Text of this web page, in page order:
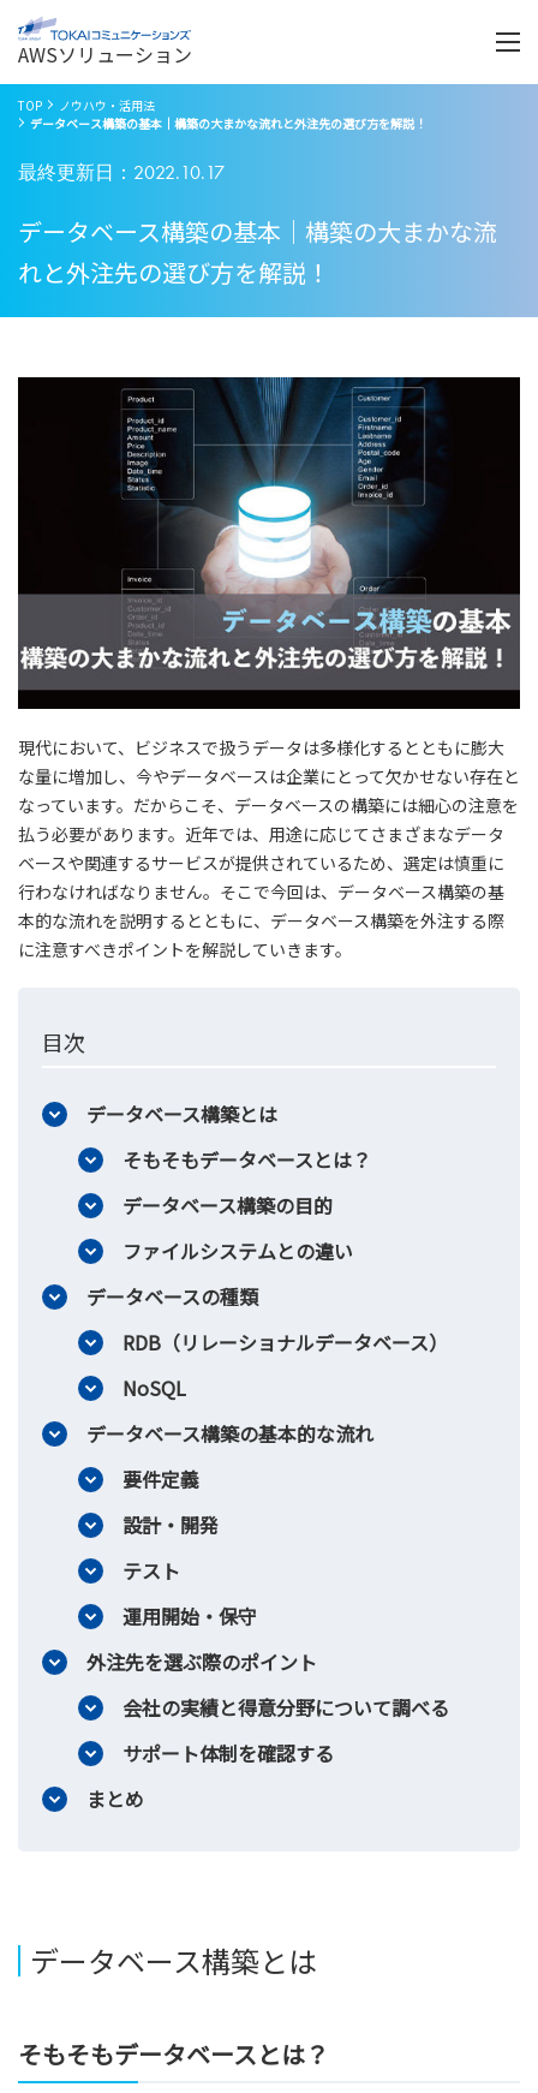
AWSソリューション
く
TOP
ノウハウ・活用法
データベース構築の基本｜構築の大まかな流れと外注先の選び方を解説！
最終更新日：2022.10.17
データベース構築の基本｜構築の大まかな流
れと外注先の選び方を解説！
現代において、ビジネスで扱うデータは多様化するとともに膨大
な量に増加し、今やデータベースは企業にとって欠かせない存在と
なっています。だからこそ、データベースの構築には細心の注意を
払う必要があります。近年では、用途に応じてさまざまなデータ
ベースや関連するサービスが提供されているため、選定は慎重に
行わなければなりません。そこで今回は、データベース構築の基
本的な流れを説明するとともに、データベース構築を外注する際
に注意すべきポイントを解説していきます。
目次
データベース構築とは
そもそもデータベースとは？
データベース構築の目的
ファイルシステムとの違い
データベースの種類
RDB（リレーショナルデータベース）
NoSQL
データベース構築の基本的な流れ
要件定義
設計・開発
テスト
運用開始・保守
外注先を選ぶ際のポイント
会社の実績と得意分野について調べる
サポート体制を確認する
まとめ
データベース構築とは
そもそもデータベースとは？